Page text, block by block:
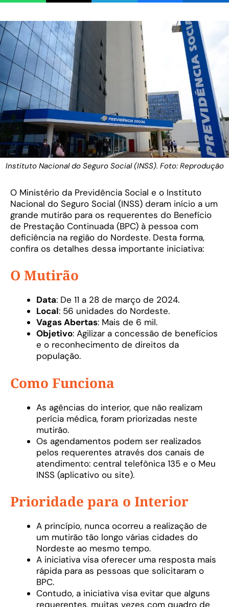
Instituto Nacional do Seguro Social (INSS). Foto: Reprodução
O Ministério da Previdência Social e o Instituto
Nacional do Seguro Social (INSS) deram início a um
grande mutirão para os requerentes do Benefício
de Prestação Continuada (BPC) à pessoa com
deficiência na região do Nordeste. Desta forma,
confira os detalhes dessa importante iniciativa:
O Mutirão
Data: De 11 a 28 de março de 2024.
Local: 56 unidades do Nordeste.
Vagas Abertas: Mais de 6 mil.
Objetivo: Agilizar a concessão de benefícios
e o reconhecimento de direitos da
população.
Como Funciona
As agências do interior, que não realizam
perícia médica, foram priorizadas neste
mutirão.
Os agendamentos podem ser realizados
pelos requerentes através dos canais de
atendimento: central telefônica 135 e o Meu
INSS (aplicativo ou site).
Prioridade para o Interior
A princípio, nunca ocorreu a realização de
um mutirão tão longo várias cidades do
Nordeste ao mesmo tempo.
A iniciativa visa oferecer uma resposta mais
rápida para as pessoas que solicitaram o
BPC.
Contudo, a iniciativa visa evitar que alguns
requerentes, muitas vezes com quadro de